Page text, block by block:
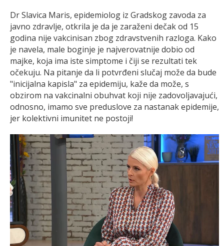
Dr Slavica Maris, epidemiolog iz Gradskog zavoda za
javno zdravlje, otkrila je da je zaraženi dečak od 15
godina nije vakcinisan zbog zdravstvenih razloga. Kako
je navela, male boginje je najverovatnije dobio od
majke, koja ima iste simptome i čiji se rezultati tek
očekuju. Na pitanje da li potvrđeni slučaj može da bude
"inicijalna kapisla" za epidemiju, kaže da može, s
obzirom na vakcinalni obuhvat koji nije zadovoljavajući,
odnosno, imamo sve preduslove za nastanak epidemije,
jer kolektivni imunitet ne postoji!